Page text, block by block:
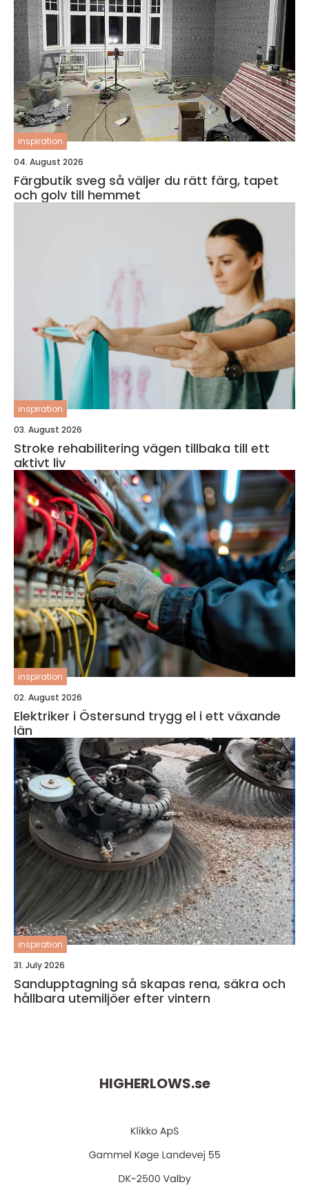
inspiration
04. August 2026
Färgbutik sveg så väljer du rätt färg, tapet
och golv till hemmet
inspiration
03. August 2026
Stroke rehabilitering vägen tillbaka till ett
aktivt liv
inspiration
02. August 2026
Elektriker i Östersund trygg el i ett växande
län
inspiration
31. July 2026
Sandupptagning så skapas rena, säkra och
hållbara utemiljöer efter vintern
HIGHERLOWS.se